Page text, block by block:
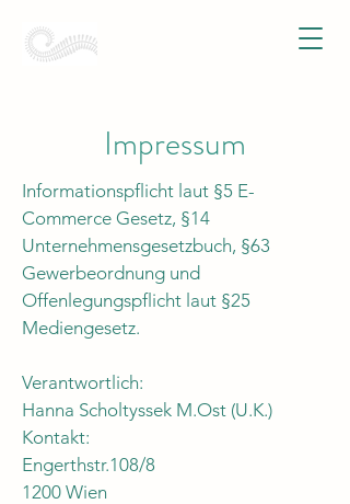
Impressum
Informationspflicht laut §5 E-
Commerce Gesetz, §14
Unternehmensgesetzbuch, §63
Gewerbeordnung und
Offenlegungspflicht laut §25
Mediengesetz.
Verantwortlich:
Hanna Scholtyssek M.Ost (U.K.)
Kontakt:
Engerthstr.108/8
1200 Wien